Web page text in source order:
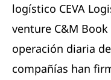
logístico CEVA
venture C&M
operación diaria
compañías han